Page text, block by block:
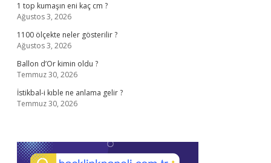
1 top kumaşın eni kaç cm ?
Ağustos 3, 2026
1100 ölçekte neler gösterilir ?
Ağustos 3, 2026
Ballon d’Or kimin oldu ?
Temmuz 30, 2026
İstikbal-i kıble ne anlama gelir ?
Temmuz 30, 2026